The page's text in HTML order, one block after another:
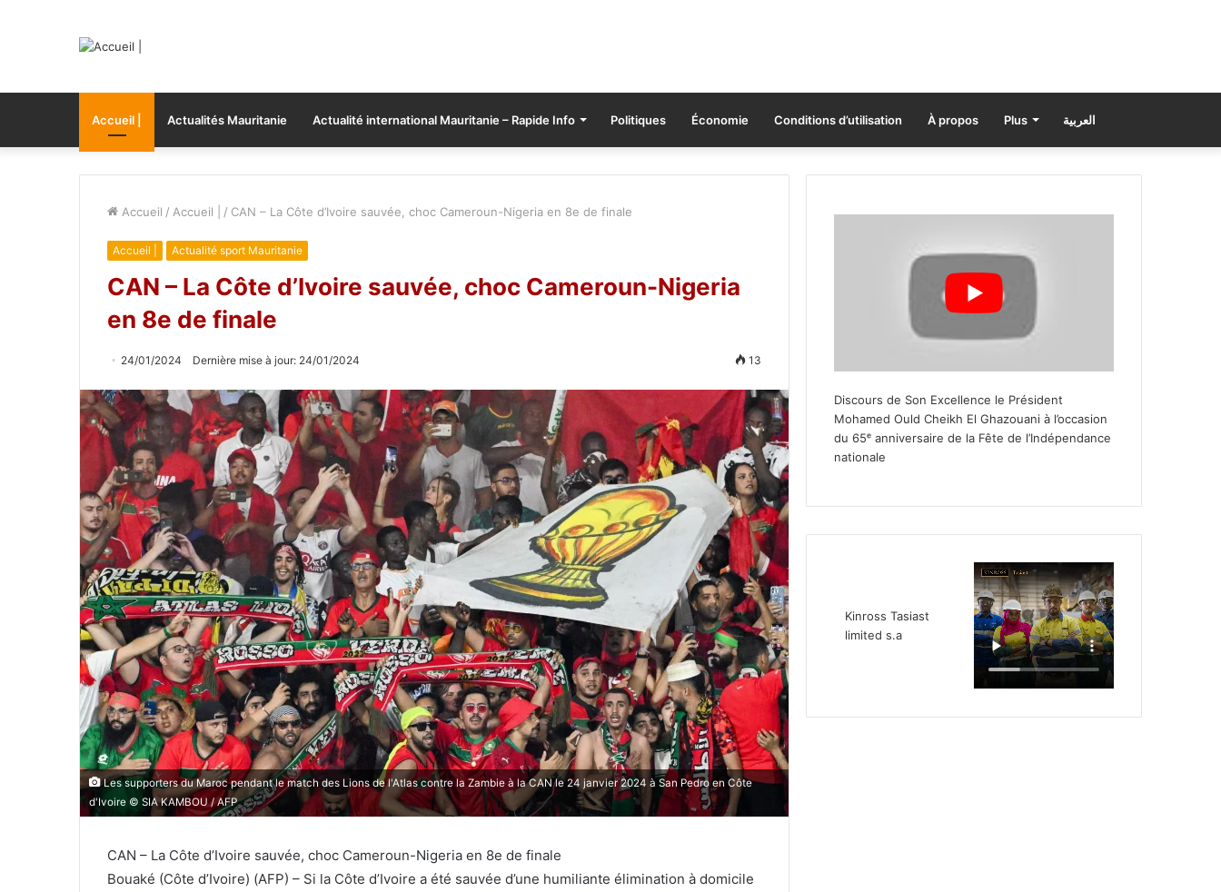
Accueil | Actualités Mauritanie Actualité international Mauritanie – Rapide Info Politiques Économie Conditions d’utilisation À propos Plus العربية
Accueil / Accueil | / CAN – La Côte d’Ivoire sauvée, choc Cameroun-Nigeria en 8e de finale
Accueil | Actualité sport Mauritanie
CAN – La Côte d’Ivoire sauvée, choc Cameroun-Nigeria
en 8e de finale
24/01/2024 Dernière mise à jour: 24/01/2024 13
Les supporters du Maroc pendant le match des Lions de l'Atlas contre la Zambie à la CAN le 24 janvier 2024 à San Pedro en Côte
d'Ivoire © SIA KAMBOU / AFP
CAN – La Côte d’Ivoire sauvée, choc Cameroun-Nigeria en 8e de finale
Bouaké (Côte d’Ivoire) (AFP) – Si la Côte d’Ivoire a été sauvée d’une humiliante élimination à domicile
Discours de Son Excellence le Président
Mohamed Ould Cheikh El Ghazouani à l’occasion
du 65ᵉ anniversaire de la Fête de l’Indépendance
nationale
Kinross Tasiast
limited s.a